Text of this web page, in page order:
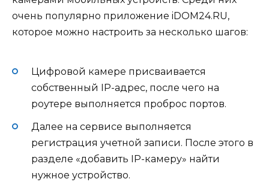
очень популярно приложение iDOM24.RU,
которое можно настроить за несколько шагов:
Цифровой камере присваивается
собственный IP-адрес, после чего на
роутере выполняется проброс портов.
Далее на сервисе выполняется
регистрация учетной записи. После этого в
разделе «добавить IP-камеру» найти
нужное устройство.